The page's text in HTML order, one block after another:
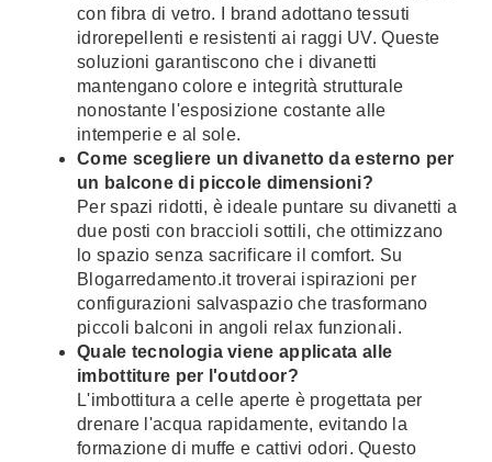
con fibra di vetro. I brand adottano tessuti
idrorepellenti e resistenti ai raggi UV. Queste
soluzioni garantiscono che i divanetti
mantengano colore e integrità strutturale
nonostante l'esposizione costante alle
intemperie e al sole.
Come scegliere un divanetto da esterno per
un balcone di piccole dimensioni?
Per spazi ridotti, è ideale puntare su divanetti a
due posti con braccioli sottili, che ottimizzano
lo spazio senza sacrificare il comfort. Su
Blogarredamento.it troverai ispirazioni per
configurazioni salvaspazio che trasformano
piccoli balconi in angoli relax funzionali.
Quale tecnologia viene applicata alle
imbottiture per l'outdoor?
L'imbottitura a celle aperte è progettata per
drenare l'acqua rapidamente, evitando la
formazione di muffe e cattivi odori. Questo